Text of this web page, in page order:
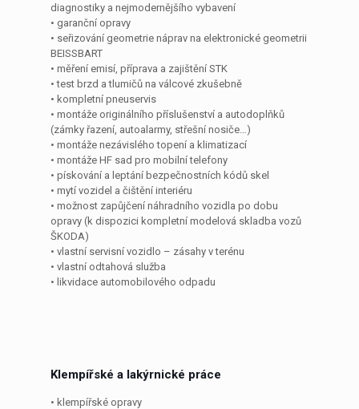
diagnostiky a nejmodernějšího vybavení
• garanční opravy
• seřizování geometrie náprav na elektronické geometrii
BEISSBART
• měření emisí, příprava a zajištění STK
• test brzd a tlumičů na válcové zkušebně
• kompletní pneuservis
• montáže originálního příslušenství a autodoplňků
(zámky řazení, autoalarmy, střešní nosiče…)
• montáže nezávislého topení a klimatizací
• montáže HF sad pro mobilní telefony
• pískování a leptání bezpečnostních kódů skel
• mytí vozidel a čištění interiéru
• možnost zapůjčení náhradního vozidla po dobu
opravy (k dispozici kompletní modelová skladba vozů
ŠKODA)
• vlastní servisní vozidlo – zásahy v terénu
• vlastní odtahová služba
• likvidace automobilového odpadu
Klempířské a lakýrnické práce
• klempířské opravy